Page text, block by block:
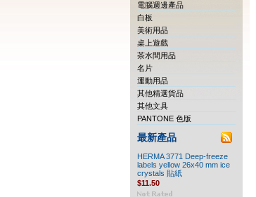
電腦週邊產品
白板
美術用品
桌上遊戲
茶水間用品
名片
運動用品
其他精選貨品
其他文具
PANTONE 色版
最新產品
HERMA 3771 Deep-freeze
labels yellow 26x40 mm ice
crystals 貼紙
$11.50